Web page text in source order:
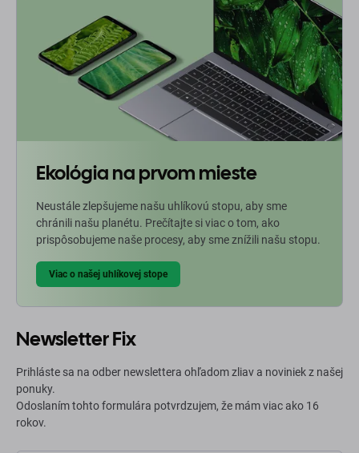
Ekológia na prvom mieste
Neustále zlepšujeme našu uhlíkovú stopu, aby sme
chránili našu planétu. Prečítajte si viac o tom, ako
prispôsobujeme naše procesy, aby sme znížili našu stopu.
Viac o našej uhlíkovej stope
Newsletter Fix
Prihláste sa na odber newslettera ohľadom zliav a noviniek z našej
ponuky.
Odoslaním tohto formulára potvrdzujem, že mám viac ako 16
rokov.